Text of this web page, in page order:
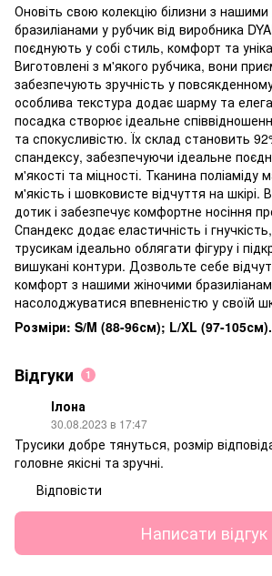
Оновіть свою колекцію білизни з
бразиліанами у рубчик від виробника
поєднують у собі стиль, комфорт та
Виготовлені з м'якого рубчика, вони
забезпечують зручність у
особлива текстура додає шарму та
посадка створює ідеальне
та спокусливістю. Їх склад становить
спандексу, забезпечуючи ідеальне
м'якості та міцності. Тканина поліаміду
м'якість і шовковисте відчуття на шкірі.
дотик і забезпечує комфортне носіння
Спандекс додає еластичність і
трусикам ідеально облягати фігуру і
вишукані контури. Дозвольте себе
комфорт з нашими жіночими
насолоджуватися впевненістю у своїй
Розміри: S/M (88-96см); L/XL (97-105см).
Відгуки 1
Ілона
30.08.2023 в 17:47
Трусики добре тянуться, розмір
головне якісні та зручні.
Відповісти
Написати відгук